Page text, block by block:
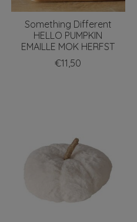
Something Different
HELLO PUMPKIN
EMAILLE MOK HERFST
€11,50